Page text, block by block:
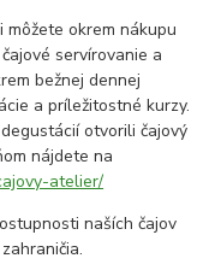
okrem nákupu
servírovanie a
bežnej dennej
a príležitostné kurzy.
otvorili čajový
nájdete na
atelier/
naších čajov